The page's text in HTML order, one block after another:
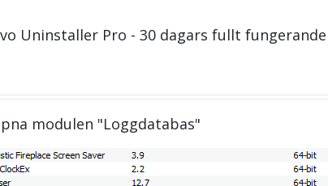
Uninstaller Pro - 30 dagars fullt fungerande
modulen "Loggdatabas"